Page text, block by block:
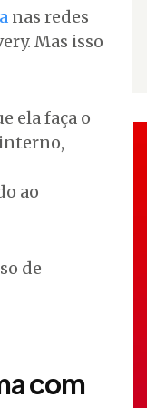
nas redes
Mas isso
ela faça o
ao
de
com